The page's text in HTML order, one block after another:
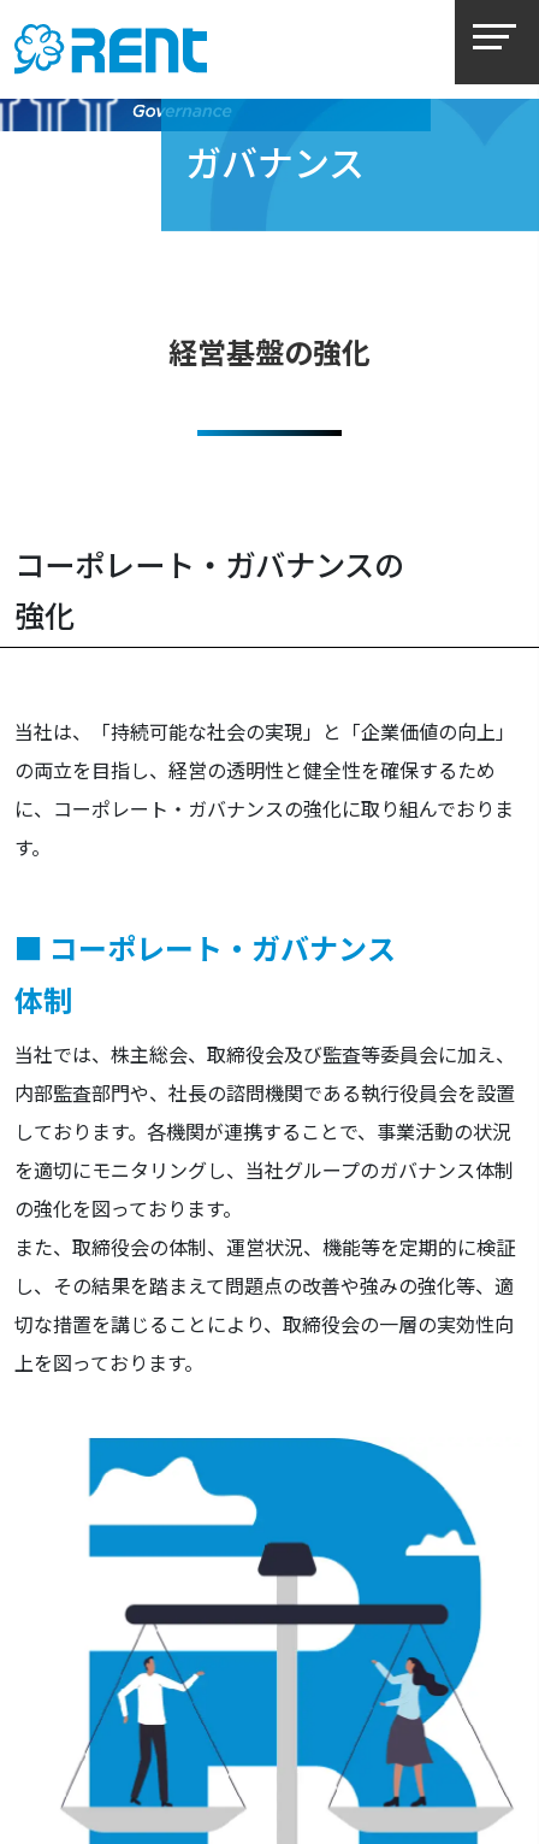
ガバナンス
経営基盤の強化
コーポレート・ガバナンスの
強化
当社は、「持続可能な社会の実現」と「企業価値の向上」
の両立を目指し、経営の透明性と健全性を確保するため
に、コーポレート・ガバナンスの強化に取り組んでおりま
す。
■ コーポレート・ガバナンス
体制
当社では、株主総会、取締役会及び監査等委員会に加え、
内部監査部門や、社長の諮問機関である執行役員会を設置
しております。各機関が連携することで、事業活動の状況
を適切にモニタリングし、当社グループのガバナンス体制
の強化を図っております。
また、取締役会の体制、運営状況、機能等を定期的に検証
し、その結果を踏まえて問題点の改善や強みの強化等、適
切な措置を講じることにより、取締役会の一層の実効性向
上を図っております。